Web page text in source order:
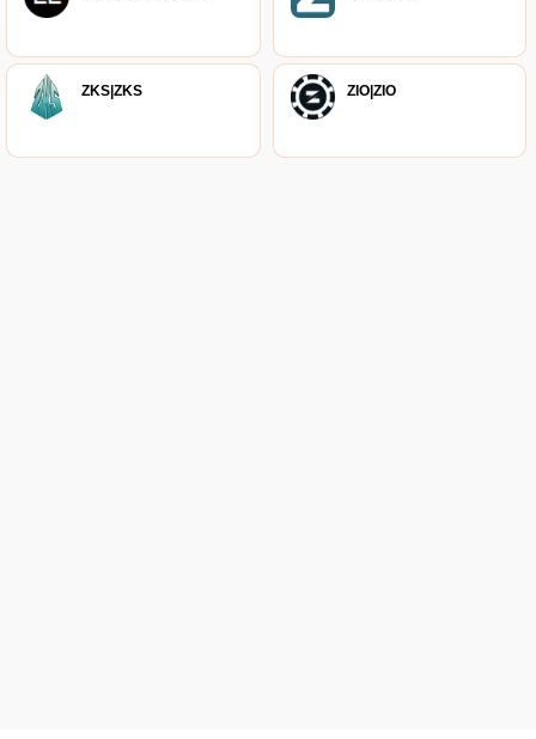
ZKS|ZKS ZIO|ZIO